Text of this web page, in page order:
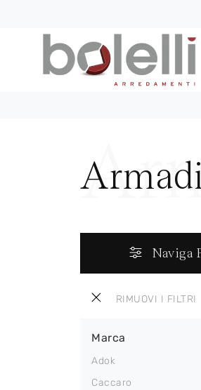
Naviga
RIMUOVI I FILTRI
Marca
Adok
Caccaro